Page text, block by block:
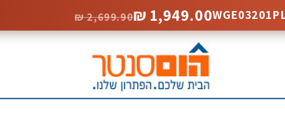
1,949.00 ₪
2,699.90 ₪